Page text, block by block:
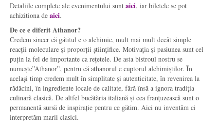
Detaliile complete ale evenimentului sunt aici, iar biletele se pot
achizitiona de aici.
De ce e diferit Athanor?
Credem sincer că gătitul e o alchimie, mult mai mult decât simple
reacții moleculare și proporții științifice. Motivația și pasiunea sunt cel
puțin la fel de importante ca rețetele. De asta bistroul nostru se
numește”Athanor”, pentru că athanorul e cuptorul alchimiștilor. În
același timp credem mult în simplitate și autenticitate, în revenirea la
rădăcini, în ingrediente locale de calitate, fără însă a ignora tradiția
culinară clasică. De altfel bucătăria italiană și cea franțuzească sunt o
permanentă sursă de inspirație pentru ce gătim. Aici nu inventăm ci
interpretăm marii clasici.